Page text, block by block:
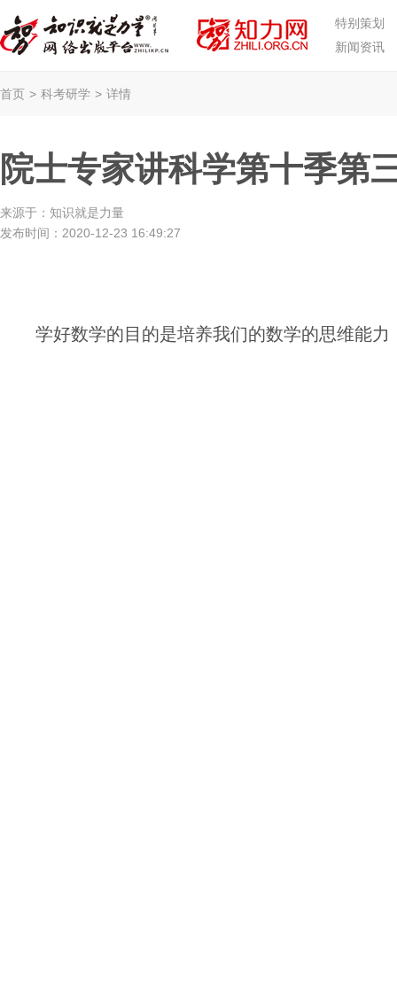
特别策划
新闻资讯
首页 > 科考研学 > 详情
院士专家讲科学第十季第
来源于： 知识就是力量
发布时间： 2020-12-23 16:49:27
学好数学的目的是培养我们的数学的思维能力